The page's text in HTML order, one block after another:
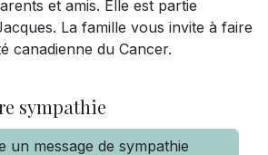
et amis. Elle est partie
La famille vous invite à faire
canadienne du Cancer.
sympathie
un message de sympathie